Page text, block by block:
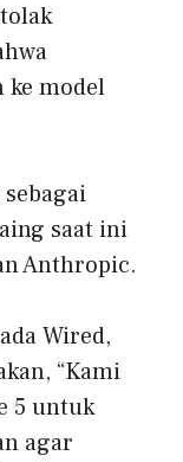
model
saat ini
Anthropic.
Wired,
“Kami
5 untuk
agar